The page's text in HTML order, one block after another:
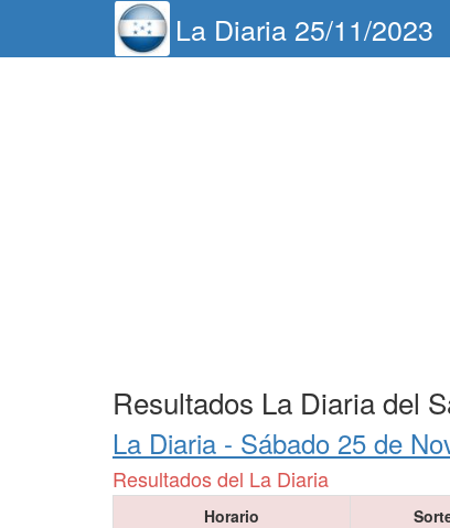
La Diaria 25/11/2023
Resultados La Diaria del
La Diaria - Sábado 25 de
Resultados del La Diaria
Horario